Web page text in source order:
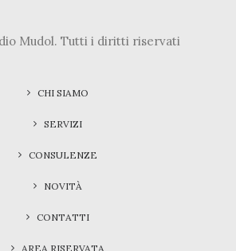
Mudol. Tutti i diritti riservati
CHI SIAMO
SERVIZI
CONSULENZE
NOVITÀ
CONTATTI
AREA RISERVATA